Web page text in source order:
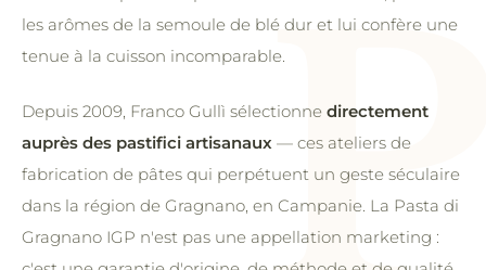
les arômes de la semoule de blé dur et lui confère une
tenue à la cuisson incomparable.
Depuis 2009, Franco Gullì sélectionne directement
auprès des pastifici artisanaux — ces ateliers de
fabrication de pâtes qui perpétuent un geste séculaire
dans la région de Gragnano, en Campanie. La Pasta di
Gragnano IGP n'est pas une appellation marketing :